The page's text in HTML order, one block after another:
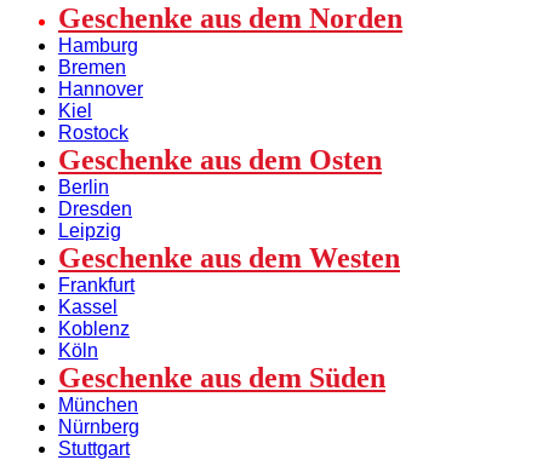
Geschenke aus dem Norden
Hamburg
Bremen
Hannover
Kiel
Rostock
Geschenke aus dem Osten
Berlin
Dresden
Leipzig
Geschenke aus dem Westen
Frankfurt
Kassel
Koblenz
Köln
Geschenke aus dem Süden
München
Nürnberg
Stuttgart